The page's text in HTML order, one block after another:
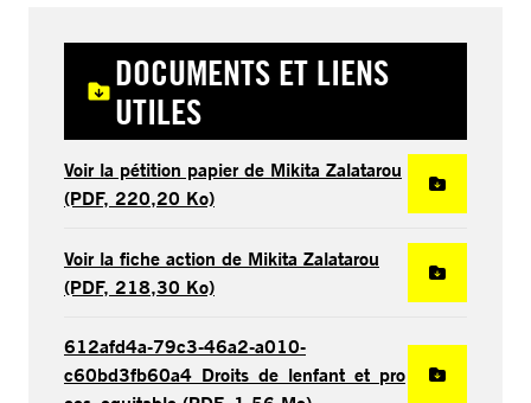
DOCUMENTS ET LIENS
UTILES
Voir la pétition papier de Mikita Zalatarou
(PDF, 220,20 Ko)
Voir la fiche action de Mikita Zalatarou
(PDF, 218,30 Ko)
612afd4a-79c3-46a2-a010-
c60bd3fb60a4_Droits_de_lenfant_et_pro